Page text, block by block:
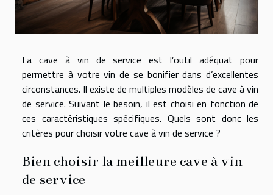
La cave à vin de service est l’outil adéquat pour
permettre à votre vin de se bonifier dans d’excellentes
circonstances. Il existe de multiples modèles de cave à vin
de service. Suivant le besoin, il est choisi en fonction de
ces caractéristiques spécifiques. Quels sont donc les
critères pour choisir votre cave à vin de service ?
Bien choisir la meilleure cave à vin
de service